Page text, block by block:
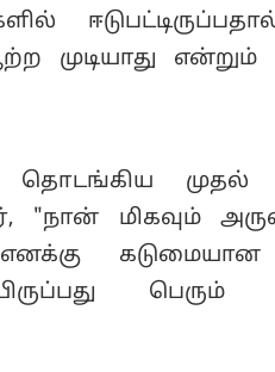
என்றும்
முதல்
"நான் மிகவும்
பெரும்